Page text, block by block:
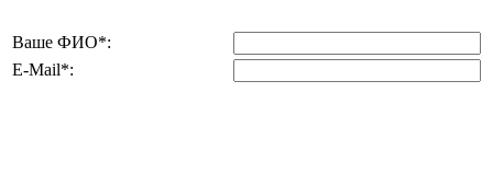
Ваше ФИО*:
E-Mail*: